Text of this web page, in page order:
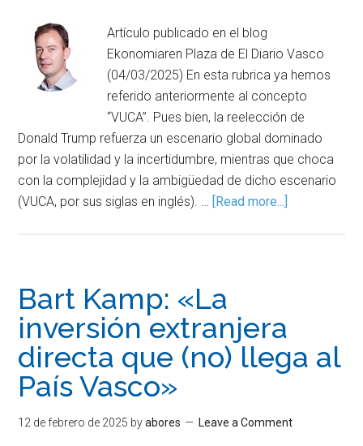
Artículo publicado en el blog
Ekonomiaren Plaza de El Diario Vasco
(04/03/2025) En esta rubrica ya hemos
referido anteriormente al concepto
“VUCA”. Pues bien, la reelección de
Donald Trump refuerza un escenario global dominado
por la volatilidad y la incertidumbre, mientras que choca
con la complejidad y la ambigüedad de dicho escenario
(VUCA, por sus siglas en inglés). … [Read more...]
Bart Kamp: «La
inversión extranjera
directa que (no) llega al
País Vasco»
12 de febrero de 2025 byabores Leave a Comment